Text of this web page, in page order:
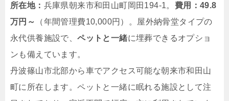
所在地： 兵庫県朝来市和田山町岡田194-1。 費用：49.8
万円～
（年間管理費10,000円）。屋外納骨堂タイプの
永代供養施設で、ペットと一緒に埋葬できるオプショ
ンも備えています。
丹波篠山市北部から車でアクセス可能な朝来市和田山
町に所在します。ペットと一緒に眠れる施設として注